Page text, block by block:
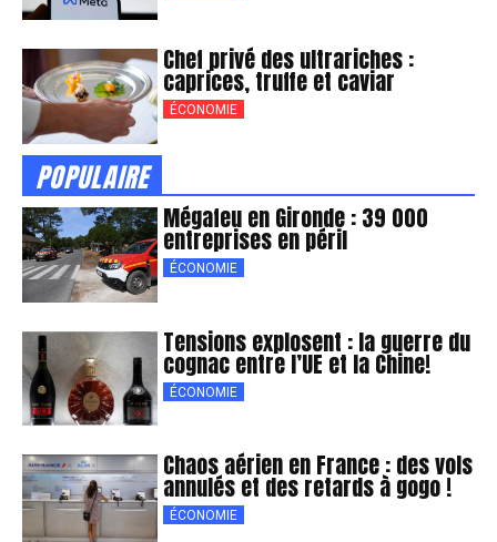
Chef privé des ultrariches :
caprices, truffe et caviar
ÉCONOMIE
POPULAIRE
Mégafeu en Gironde : 39 000
entreprises en péril
ÉCONOMIE
Tensions explosent : la guerre du
cognac entre l’UE et la Chine!
ÉCONOMIE
Chaos aérien en France : des vols
annulés et des retards à gogo !
ÉCONOMIE